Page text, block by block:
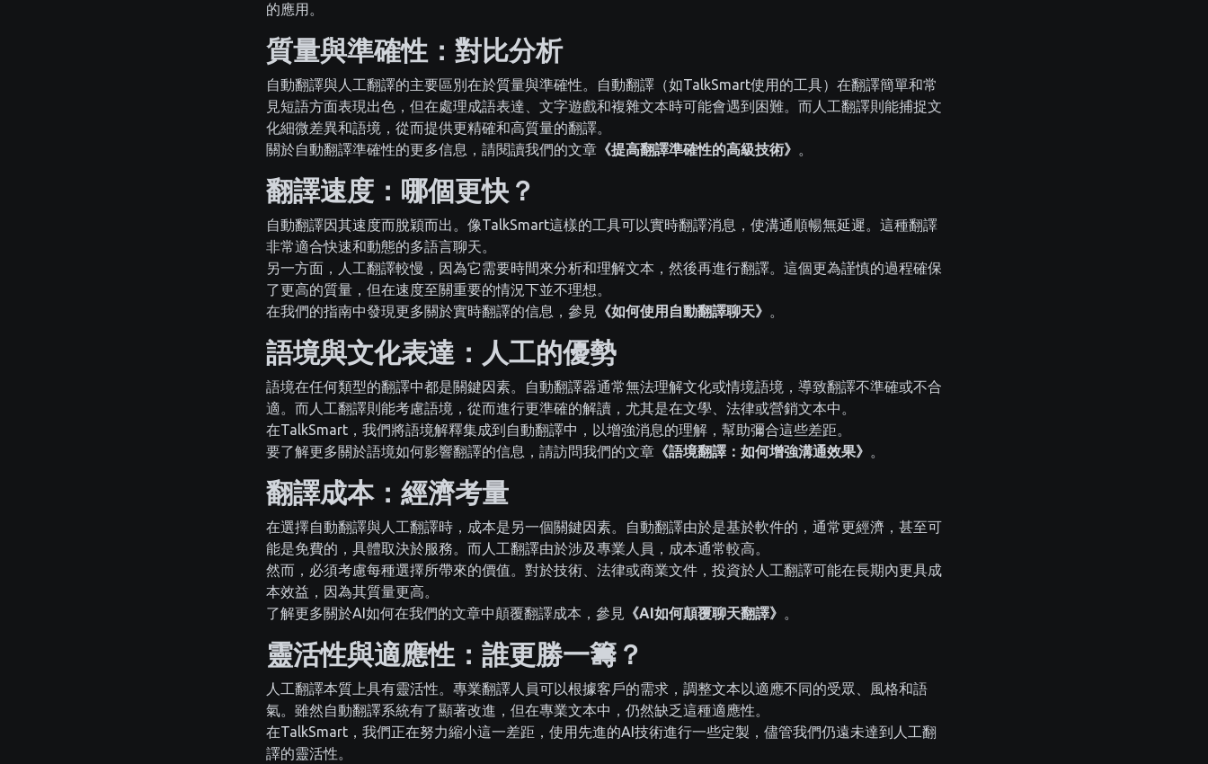
的應用。
質量與準確性：對比分析
自動翻譯與人工翻譯的主要區別在於質量與準確性。自動翻譯（如TalkSmart使用的工具）在翻譯簡單和常
見短語方面表現出色，但在處理成語表達、文字遊戲和複雜文本時可能會遇到困難。而人工翻譯則能捕捉文
化細微差異和語境，從而提供更精確和高質量的翻譯。
關於自動翻譯準確性的更多信息，請閱讀我們的文章 《提高翻譯準確性的高級技術》 。
翻譯速度：哪個更快？
自動翻譯因其速度而脫穎而出。像TalkSmart這樣的工具可以實時翻譯消息，使溝通順暢無延遲。這種翻譯
非常適合快速和動態的多語言聊天。
另一方面，人工翻譯較慢，因為它需要時間來分析和理解文本，然後再進行翻譯。這個更為謹慎的過程確保
了更高的質量，但在速度至關重要的情況下並不理想。
在我們的指南中發現更多關於實時翻譯的信息，參見 《如何使用自動翻譯聊天》 。
語境與文化表達：人工的優勢
語境在任何類型的翻譯中都是關鍵因素。自動翻譯器通常無法理解文化或情境語境，導致翻譯不準確或不合
適。而人工翻譯則能考慮語境，從而進行更準確的解讀，尤其是在文學、法律或營銷文本中。
在TalkSmart，我們將語境解釋集成到自動翻譯中，以增強消息的理解，幫助彌合這些差距。
要了解更多關於語境如何影響翻譯的信息，請訪問我們的文章 《語境翻譯：如何增強溝通效果》 。
翻譯成本：經濟考量
在選擇自動翻譯與人工翻譯時，成本是另一個關鍵因素。自動翻譯由於是基於軟件的，通常更經濟，甚至可
能是免費的，具體取決於服務。而人工翻譯由於涉及專業人員，成本通常較高。
然而，必須考慮每種選擇所帶來的價值。對於技術、法律或商業文件，投資於人工翻譯可能在長期內更具成
本效益，因為其質量更高。
了解更多關於AI如何在我們的文章中顛覆翻譯成本，參見 《AI如何顛覆聊天翻譯》 。
靈活性與適應性：誰更勝一籌？
人工翻譯本質上具有靈活性。專業翻譯人員可以根據客戶的需求，調整文本以適應不同的受眾、風格和語
氣。雖然自動翻譯系統有了顯著改進，但在專業文本中，仍然缺乏這種適應性。
在TalkSmart，我們正在努力縮小這一差距，使用先進的AI技術進行一些定製，儘管我們仍遠未達到人工翻
譯的靈活性。